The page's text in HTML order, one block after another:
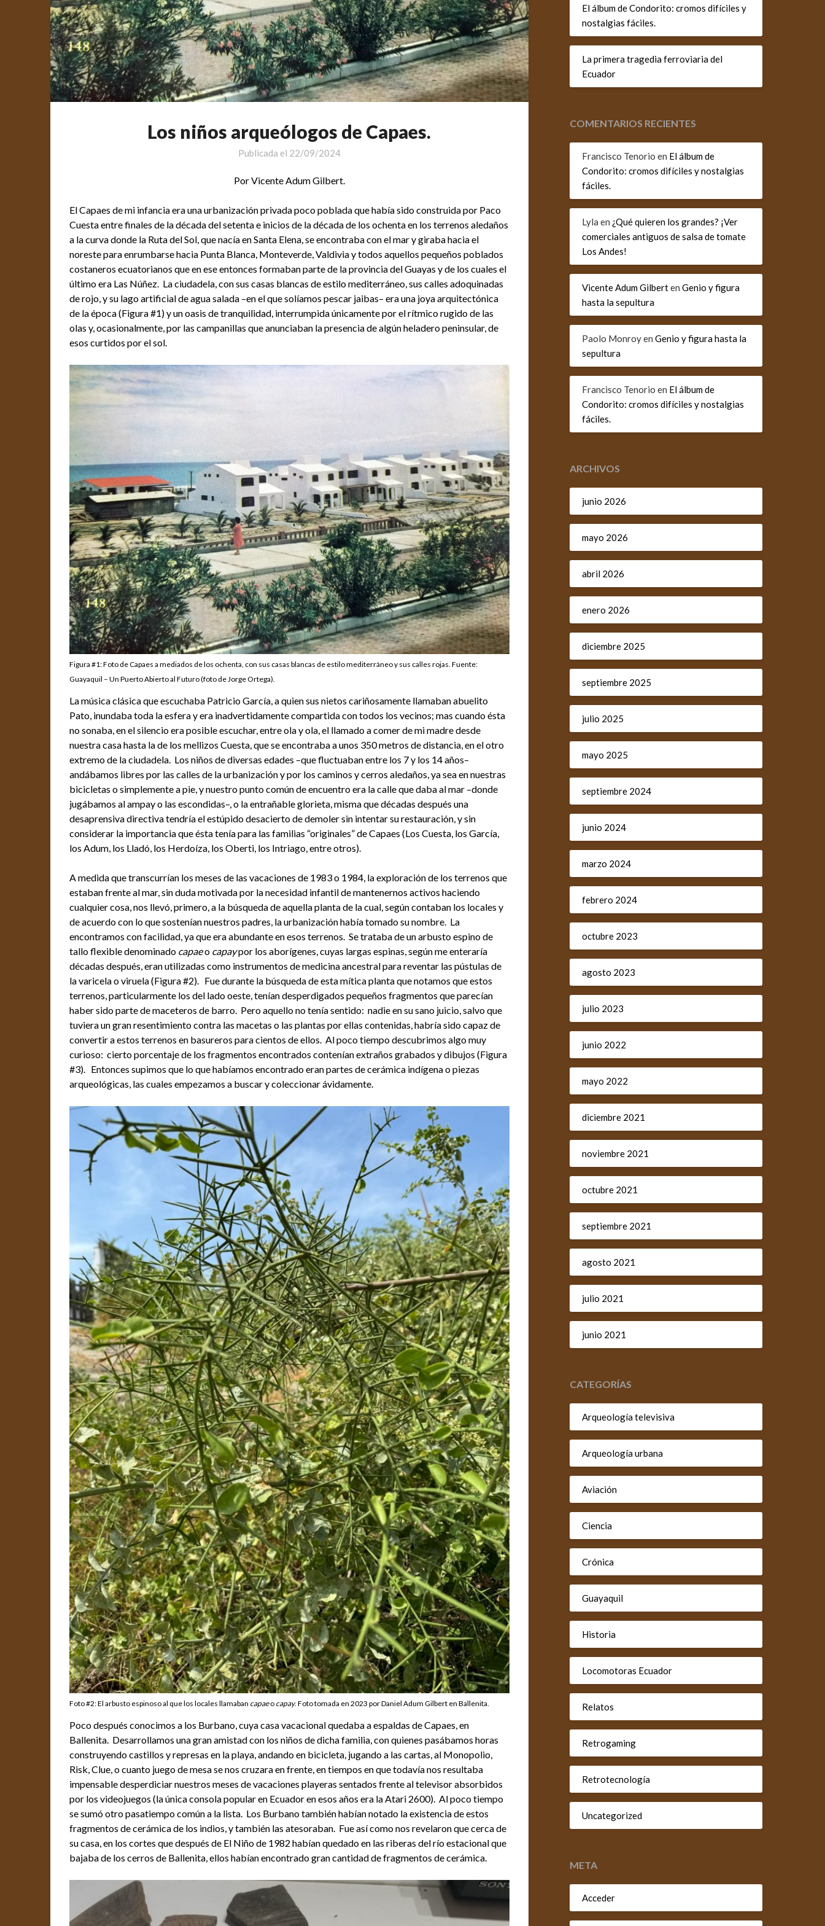
Los niños arqueólogos de Capaes.
Publicada el 22/09/2024
Por Vicente Adum Gilbert.
El Capaes de mi infancia era una urbanización privada poco poblada que había sido construida por Paco
Cuesta entre finales de la década del setenta e inicios de la década de los ochenta en los terrenos aledaños
a la curva donde la Ruta del Sol, que nacía en Santa Elena, se encontraba con el mar y giraba hacia el
noreste para enrumbarse hacia Punta Blanca, Monteverde, Valdivia y todos aquellos pequeños poblados
costaneros ecuatorianos que en ese entonces formaban parte de la provincia del Guayas y de los cuales el
último era Las Núñez. La ciudadela, con sus casas blancas de estilo mediterráneo, sus calles adoquinadas
de rojo, y su lago artificial de agua salada –en el que solíamos pescar jaibas– era una joya arquitectónica
de la época (Figura #1) y un oasis de tranquilidad, interrumpida únicamente por el rítmico rugido de las
olas y, ocasionalmente, por las campanillas que anunciaban la presencia de algún heladero peninsular, de
esos curtidos por el sol.
Figura #1: Foto de Capaes a mediados de los ochenta, con sus casas blancas de estilo mediterráneo y sus calles rojas. Fuente:
Guayaquil – Un Puerto Abierto al Futuro (foto de Jorge Ortega).
La música clásica que escuchaba Patricio García, a quien sus nietos cariñosamente llamaban abuelito
Pato, inundaba toda la esfera y era inadvertidamente compartida con todos los vecinos; mas cuando ésta
no sonaba, en el silencio era posible escuchar, entre ola y ola, el llamado a comer de mi madre desde
nuestra casa hasta la de los mellizos Cuesta, que se encontraba a unos 350 metros de distancia, en el otro
extremo de la ciudadela. Los niños de diversas edades –que fluctuaban entre los 7 y los 14 años–
andábamos libres por las calles de la urbanización y por los caminos y cerros aledaños, ya sea en nuestras
bicicletas o simplemente a pie, y nuestro punto común de encuentro era la calle que daba al mar –donde
jugábamos al ampay o las escondidas–, o la entrañable glorieta, misma que décadas después una
desaprensiva directiva tendría el estúpido desacierto de demoler sin intentar su restauración, y sin
considerar la importancia que ésta tenía para las familias “originales” de Capaes (Los Cuesta, los García,
los Adum, los Lladó, los Herdoíza, los Oberti, los Intriago, entre otros).
A medida que transcurrían los meses de las vacaciones de 1983 o 1984, la exploración de los terrenos que
estaban frente al mar, sin duda motivada por la necesidad infantil de mantenernos activos haciendo
cualquier cosa, nos llevó, primero, a la búsqueda de aquella planta de la cual, según contaban los locales y
de acuerdo con lo que sostenían nuestros padres, la urbanización había tomado su nombre. La
encontramos con facilidad, ya que era abundante en esos terrenos. Se trataba de un arbusto espino de
tallo flexible denominado capaeo capaypor los aborígenes, cuyas largas espinas, según me enteraría
décadas después, eran utilizadas como instrumentos de medicina ancestral para reventar las pústulas de
la varicela o viruela (Figura #2). Fue durante la búsqueda de esta mítica planta que notamos que estos
terrenos, particularmente los del lado oeste, tenían desperdigados pequeños fragmentos que parecían
haber sido parte de maceteros de barro. Pero aquello no tenía sentido: nadie en su sano juicio, salvo que
tuviera un gran resentimiento contra las macetas o las plantas por ellas contenidas, habría sido capaz de
convertir a estos terrenos en basureros para cientos de ellos. Al poco tiempo descubrimos algo muy
curioso: cierto porcentaje de los fragmentos encontrados contenían extraños grabados y dibujos (Figura
#3). Entonces supimos que lo que habíamos encontrado eran partes de cerámica indígena o piezas
arqueológicas, las cuales empezamos a buscar y coleccionar ávidamente.
Foto #2: El arbusto espinoso al que los locales llamaban capaeo capay. Foto tomada en 2023 por Daniel Adum Gilbert en Ballenita.
Poco después conocimos a los Burbano, cuya casa vacacional quedaba a espaldas de Capaes, en
Ballenita. Desarrollamos una gran amistad con los niños de dicha familia, con quienes pasábamos horas
construyendo castillos y represas en la playa, andando en bicicleta, jugando a las cartas, al Monopolio,
Risk, Clue, o cuanto juego de mesa se nos cruzara en frente, en tiempos en que todavía nos resultaba
impensable desperdiciar nuestros meses de vacaciones playeras sentados frente al televisor absorbidos
por los videojuegos (la única consola popular en Ecuador en esos años era la Atari 2600). Al poco tiempo
se sumó otro pasatiempo común a la lista. Los Burbano también habían notado la existencia de estos
fragmentos de cerámica de los indios, y también las atesoraban. Fue así como nos revelaron que cerca de
su casa, en los cortes que después de El Niño de 1982 habían quedado en las riberas del río estacional que
bajaba de los cerros de Ballenita, ellos habían encontrado gran cantidad de fragmentos de cerámica.
El álbum de Condorito: cromos difíciles y
nostalgias fáciles.
La primera tragedia ferroviaria del
Ecuador
COMENTARIOS RECIENTES
Francisco Tenorio en El álbum de
Condorito: cromos difíciles y nostalgias
fáciles.
Lyla en ¿Qué quieren los grandes? ¡Ver
comerciales antiguos de salsa de tomate
Los Andes!
Vicente Adum Gilberten Genio y figura
hasta la sepultura
Paolo Monroyen Genio y figura hasta la
sepultura
Francisco Tenorio en El álbum de
Condorito: cromos difíciles y nostalgias
fáciles.
ARCHIVOS
junio 2026
mayo 2026
abril 2026
enero 2026
diciembre 2025
septiembre 2025
julio 2025
mayo 2025
septiembre 2024
junio 2024
marzo 2024
febrero 2024
octubre 2023
agosto 2023
julio 2023
junio 2022
mayo 2022
diciembre 2021
noviembre 2021
octubre 2021
septiembre 2021
agosto 2021
julio 2021
junio 2021
CATEGORÍAS
Arqueología televisiva
Arqueología urbana
Aviación
Ciencia
Crónica
Guayaquil
Historia
Locomotoras Ecuador
Relatos
Retrogaming
Retrotecnología
Uncategorized
META
Acceder